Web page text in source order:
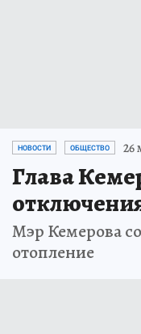
НОВОСТИ ОБЩЕСТВО 26
Глава
Мэр Кемерова
отопление